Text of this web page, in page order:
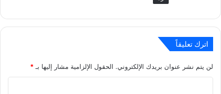
اترك تعليقاً
لن يتم نشر عنوان بريدك الإلكتروني. الحقول الإلزامية مشار إليها بـ*